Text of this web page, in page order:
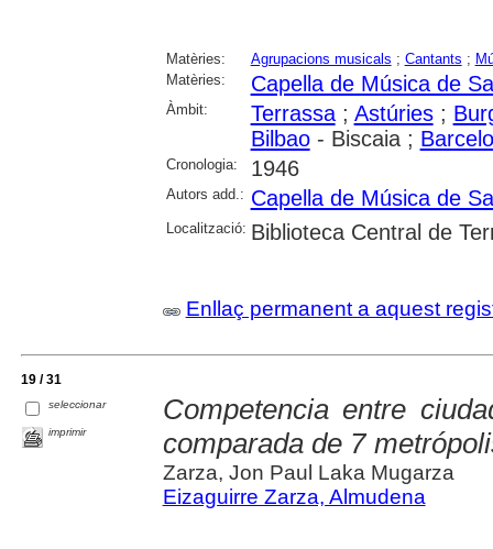
Matèries: Agrupacions musicals ; Cantants ;
Matèries:
Capella de Música de
Àmbit: Terrassa; Astúries;
Bilbao- Biscaia ;
Cronologia: 1946
Autors add.: Capella de Música de
Localització: Biblioteca Central de
Enllaç permanent a aquest
19 / 31
seleccionar
imprimir
Competencia entre
comparada de 7
Zarza, Jon Paul Laka Mugarza
Eizaguirre Zarza, Almudena